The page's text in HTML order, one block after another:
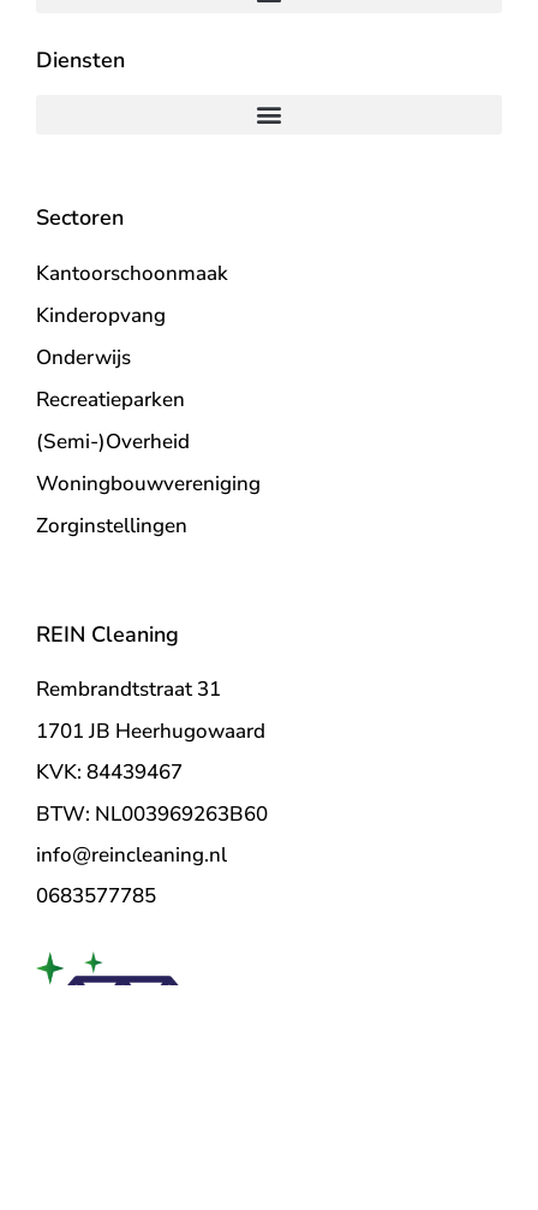
Diensten
Sectoren
Kantoorschoonmaak
Kinderopvang
Onderwijs
Recreatieparken
(Semi-)Overheid
Woningbouwvereniging
Zorginstellingen
REIN Cleaning
Rembrandtstraat 31
1701 JB Heerhugowaard
KVK: 84439467
BTW: NL003969263B60
info@reincleaning.nl
0683577785